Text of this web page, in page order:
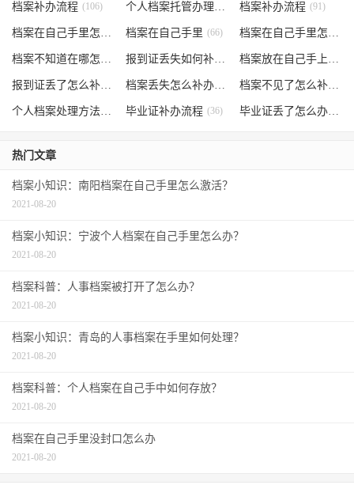
档案补办流程 (106) 个人档案托管办理流程 (102)
档案补办流程 (91)
档案在自己手里怎么办 (85)
档案在自己手里 (66) 档案在自己手里怎么处理
档案不知道在哪怎么办 (62) 报到证丢失如何补办 (54) 档案放在自己手上
报到证丢了怎么补办 (52) 档案丢失怎么补办 档案不见了怎么补办
个人档案处理方法 毕业证补办流程 (36) 毕业证丢了怎么办
热门文章
档案小知识：南阳档案在自己手里怎么激活？
2021-08-20
档案小知识：宁波个人档案在自己手里怎么办？
2021-08-20
档案科普：人事档案被打开了怎么办？
2021-08-20
档案小知识：青岛的人事档案在手里如何处理？
2021-08-20
档案科普：个人档案在自己手中如何存放？
2021-08-20
档案在自己手里没封口怎么办
2021-08-20